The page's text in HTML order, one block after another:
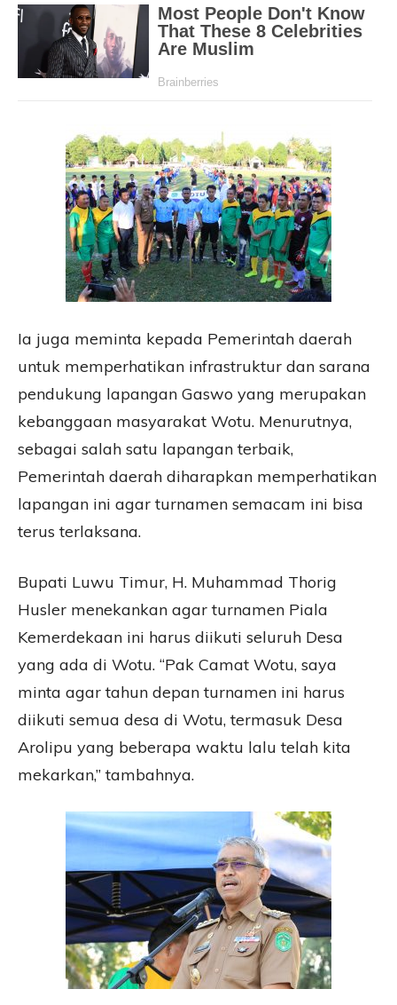
Ia juga meminta kepada Pemerintah daerah
untuk memperhatikan infrastruktur dan sarana
pendukung lapangan Gaswo yang merupakan
kebanggaan masyarakat Wotu. Menurutnya,
sebagai salah satu lapangan terbaik,
Pemerintah daerah diharapkan memperhatikan
lapangan ini agar turnamen semacam ini bisa
terus terlaksana.
Bupati Luwu Timur, H. Muhammad Thorig
Husler menekankan agar turnamen Piala
Kemerdekaan ini harus diikuti seluruh Desa
yang ada di Wotu. “Pak Camat Wotu, saya
minta agar tahun depan turnamen ini harus
diikuti semua desa di Wotu, termasuk Desa
Arolipu yang beberapa waktu lalu telah kita
mekarkan,” tambahnya.